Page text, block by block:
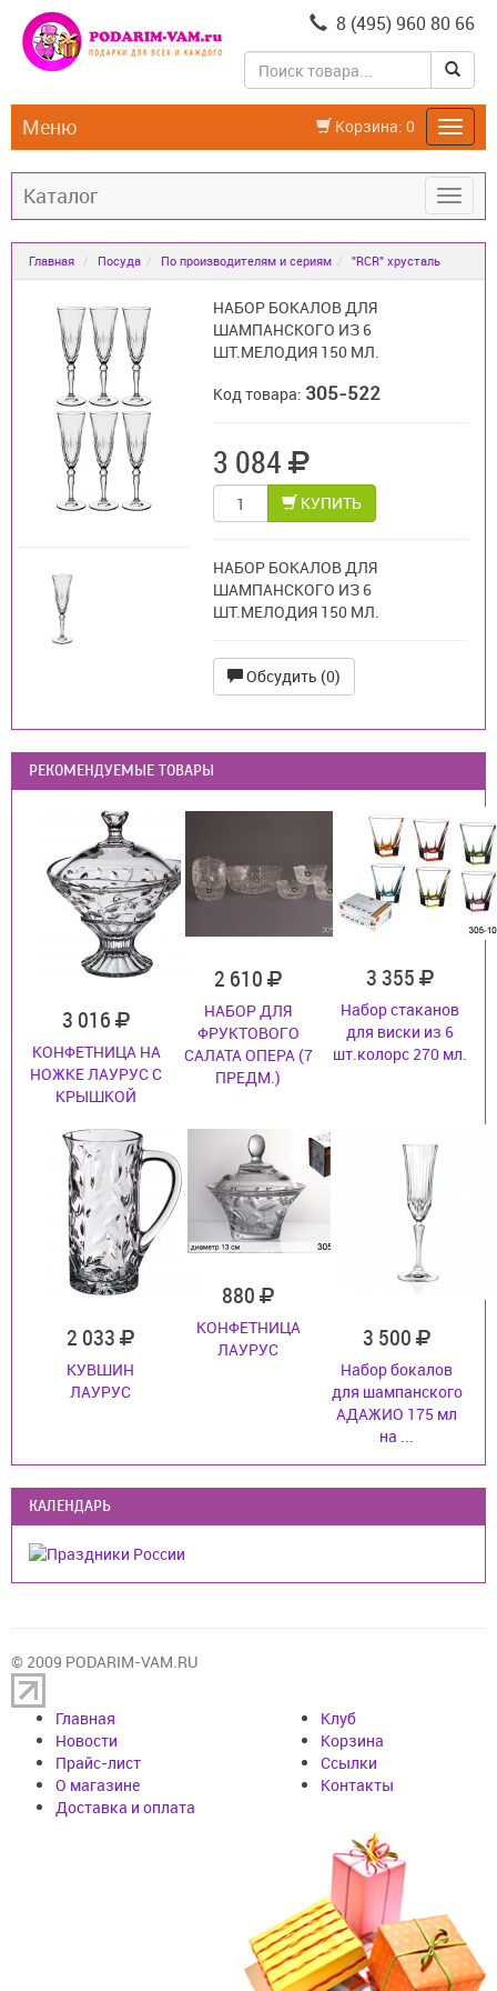
8 (495) 960 80 66
Корзина: 0
Меню
Каталог
Главная Посуда По производителям и сериям "RCR" хрусталь
НАБОР БОКАЛОВ ДЛЯ
ШАМПАНСКОГО ИЗ 6
ШТ.МЕЛОДИЯ 150 МЛ.
Код товара: 305-522
3 084
КУПИТЬ
НАБОР БОКАЛОВ ДЛЯ
ШАМПАНСКОГО ИЗ 6
ШТ.МЕЛОДИЯ 150 МЛ.
Обсудить (0)
РЕКОМЕНДУЕМЫЕ ТОВАРЫ
3 016
КОНФЕТНИЦА НА
НОЖКЕ ЛАУРУС С
КРЫШКОЙ
2 610
НАБОР ДЛЯ
ФРУКТОВОГО
САЛАТА ОПЕРА (7
ПРЕДМ.)
3 355
Набор стаканов
для виски из 6
шт.колорс 270 мл.
2 033
КУВШИН
ЛАУРУС
880
КОНФЕТНИЦА
ЛАУРУС
3 500
Набор бокалов
для шампанского
АДАЖИО 175 мл
на ...
КАЛЕНДАРЬ
© 2009 PODARIM-VAM.RU
Главная
Новости
Прайс-лист
О магазине
Доставка и оплата
Клуб
Корзина
Cсылки
Контакты